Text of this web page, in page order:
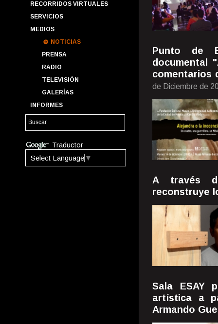
RECORRIDOS VIRTUALES
SERVICIOS
MEDIOS
NOTICIAS
PRENSA
RADIO
TELEVISIÓN
GALERÍAS
INFORMES
Traductor
Select Language ▼
Punto de
documental
comentarios
de Diciembre de
A través
reconstruye
Sala ESAY
artística a
Armando